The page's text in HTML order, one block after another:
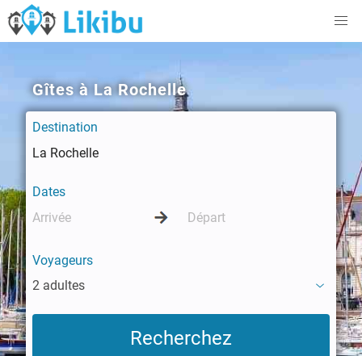
Gîtes à La Rochelle
Destination
Dates
Voyageurs
2 adultes